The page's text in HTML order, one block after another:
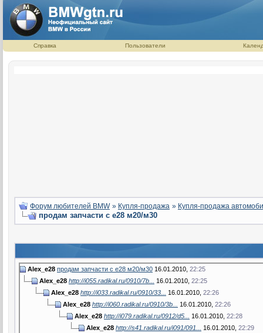
Справка Пользователи
Форум любителей BMW » Купля-продажа » Купля-продажа
продам запчасти с е28 м20/м30
Alex_e28 продам запчасти с е28 м20/м30 16.01.2010, 22:25
Alex_e28 http://i055.radikal.ru/0910/7b... 16.01.2010, 22:25
Alex_e28 http://i033.radikal.ru/0910/33... 16.01.2010, 22:26
Alex_e28 http://i060.radikal.ru/0910/3b... 16.01.2010, 22:26
Alex_e28 http://i079.radikal.ru/0912/d5... 16.01.2010, 22:28
Alex_e28 http://s41.radikal.ru/i091/091... 16.01.2010, 22:29